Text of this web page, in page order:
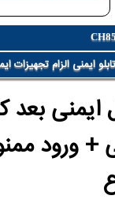
CH85
ایمنی الزام تجهیزات
ایمنی بعد
+ ورود